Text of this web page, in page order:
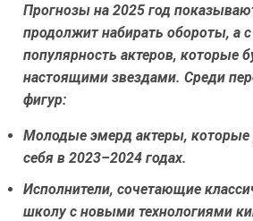
Прогнозы на 2025 год
продолжит набирать обороты, а
популярность актеров, которые
настоящими звездами. Среди
фигур:
Молодые эмерд актеры, которые
себя в 2023–2024 годах.
Исполнители, сочетающие
школу с новыми технологиями